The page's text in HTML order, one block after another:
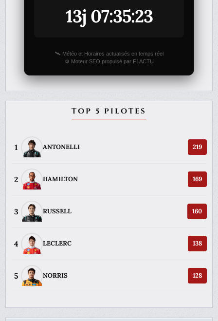
13j 07:35:23
🛰️ Météo et Horaires actualisés en temps réel
⚙️ Moteur SEO propulsé par F1ACTU
TOP 5 PILOTES
1 ANTONELLI 219
2 HAMILTON 169
3 RUSSELL 160
4 LECLERC 138
5 NORRIS 128